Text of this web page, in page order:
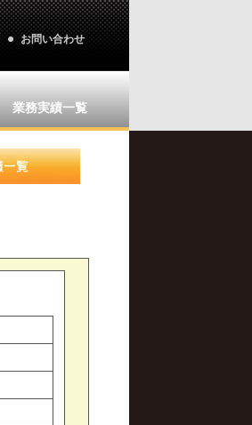
お問い合わせ
業務実績一覧